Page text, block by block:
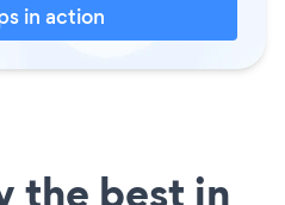
in action
the best in